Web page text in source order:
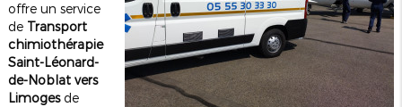
offre un service
de Transport
chimiothérapie
Saint-Léonard-
de-Noblat vers
Limogesde